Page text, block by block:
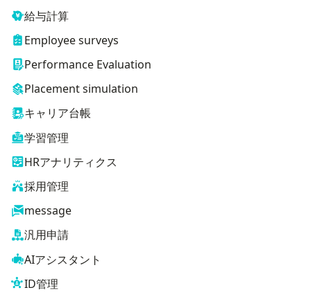
給与計算
Employee surveys
Performance Evaluation
Placement simulation
キャリア台帳
学習管理
HRアナリティクス
採用管理
message
汎用申請
AIアシスタント
ID管理